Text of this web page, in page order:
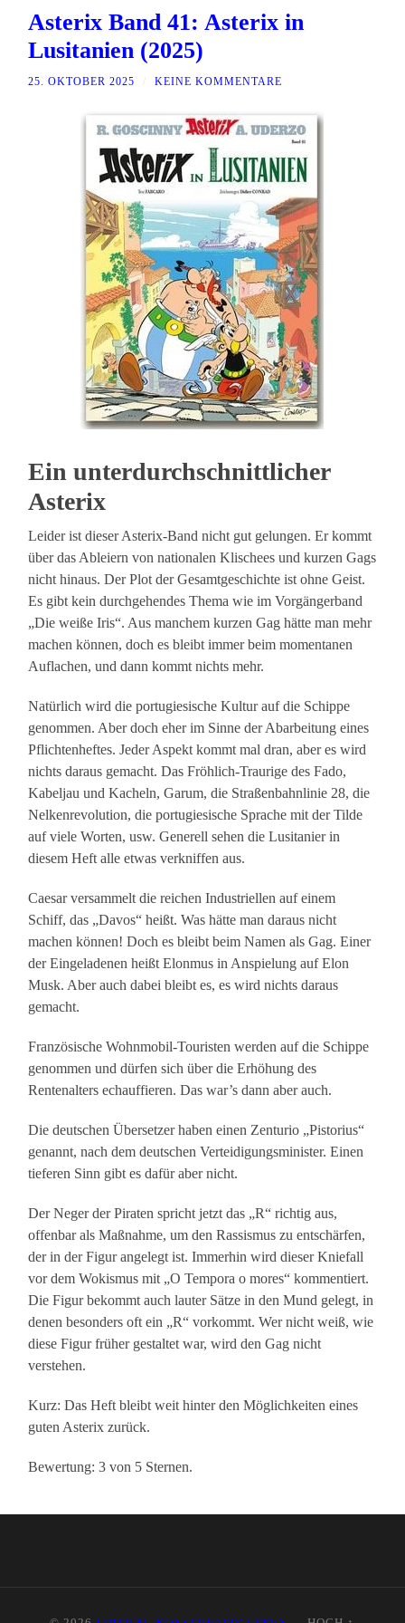
Asterix Band 41: Asterix in
Lusitanien (2025)
25. OKTOBER 2025 KEINE KOMMENTARE
Ein unterdurchschnittlicher
Asterix
Leider ist dieser Asterix-Band nicht gut gelungen. Er kommt
über das Ableiern von nationalen Klischees und kurzen Gags
nicht hinaus. Der Plot der Gesamtgeschichte ist ohne Geist.
Es gibt kein durchgehendes Thema wie im Vorgängerband
„Die weiße Iris“. Aus manchem kurzen Gag hätte man mehr
machen können, doch es bleibt immer beim momentanen
Auflachen, und dann kommt nichts mehr.
Natürlich wird die portugiesische Kultur auf die Schippe
genommen. Aber doch eher im Sinne der Abarbeitung eines
Pflichtenheftes. Jeder Aspekt kommt mal dran, aber es wird
nichts daraus gemacht. Das Fröhlich-Traurige des Fado,
Kabeljau und Kacheln, Garum, die Straßenbahnlinie 28, die
Nelkenrevolution, die portugiesische Sprache mit der Tilde
auf viele Worten, usw. Generell sehen die Lusitanier in
diesem Heft alle etwas verkniffen aus.
Caesar versammelt die reichen Industriellen auf einem
Schiff, das „Davos“ heißt. Was hätte man daraus nicht
machen können! Doch es bleibt beim Namen als Gag. Einer
der Eingeladenen heißt Elonmus in Anspielung auf Elon
Musk. Aber auch dabei bleibt es, es wird nichts daraus
gemacht.
Französische Wohnmobil-Touristen werden auf die Schippe
genommen und dürfen sich über die Erhöhung des
Rentenalters echauffieren. Das war’s dann aber auch.
Die deutschen Übersetzer haben einen Zenturio „Pistorius“
genannt, nach dem deutschen Verteidigungsminister. Einen
tieferen Sinn gibt es dafür aber nicht.
Der Neger der Piraten spricht jetzt das „R“ richtig aus,
offenbar als Maßnahme, um den Rassismus zu entschärfen,
der in der Figur angelegt ist. Immerhin wird dieser Kniefall
vor dem Wokismus mit „O Tempora o mores“ kommentiert.
Die Figur bekommt auch lauter Sätze in den Mund gelegt, in
denen besonders oft ein „R“ vorkommt. Wer nicht weiß, wie
diese Figur früher gestaltet war, wird den Gag nicht
verstehen.
Kurz: Das Heft bleibt weit hinter den Möglichkeiten eines
guten Asterix zurück.
Bewertung: 3 von 5 Sternen.